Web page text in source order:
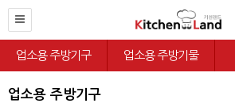
업소용 주방기구 업소용 주방기물
업소용 주방기구